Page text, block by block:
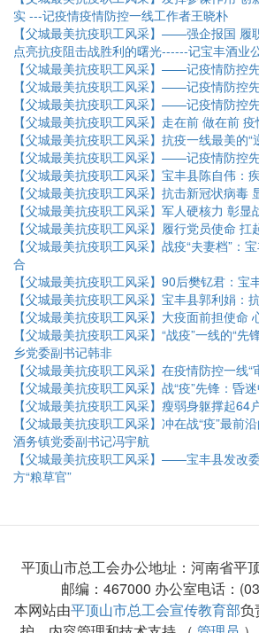
实 ---记疫情疫情防控一线工作者王晓朴
【父城最美抗疫职工风采】——强企报国 履
点亮抗疫阻击战胜利的曙光------记宝丰酒业
【父城最美抗疫职工风采】——记疫情防控
【父城最美抗疫职工风采】——记疫情防控
【父城最美抗疫职工风采】——记疫情防控
【父城最美抗疫职工风采】走在前 做在前
【父城最美抗疫职工风采】抗疫一线最美的“
【父城最美抗疫职工风采】——记疫情防控
【父城最美抗疫职工风采】宝丰县陈自伟：
【父城最美抗疫职工风采】抗击新冠状病毒
【父城最美抗疫职工风采】军人硬核力 彰显
【父城最美抗疫职工风采】履行党员使命 扛
【父城最美抗疫职工风采】战疫“夫妻档”：
合
【父城最美抗疫职工风采】90后樊钇君：宝
【父城最美抗疫职工风采】宝丰县郭利娟：
【父城最美抗疫职工风采】大疫面前担使命
【父城最美抗疫职工风采】“战疫”一线的“
乡党委副书记韩非
【父城最美抗疫职工风采】在疫情防控一线“
【父城最美抗疫职工风采】战“疫”先锋：昏
【父城最美抗疫职工风采】瘦弱身躯撑起64
【父城最美抗疫职工风采】冲在战“疫”最
酒务镇党委副书记冯宇航
【父城最美抗疫职工风采】——宝丰县发改
方“粮草官”
平顶山市总工会办公地址：河南省平
邮编：467000 办公室电话：
本网站由平顶山市总工会宣传教育部负